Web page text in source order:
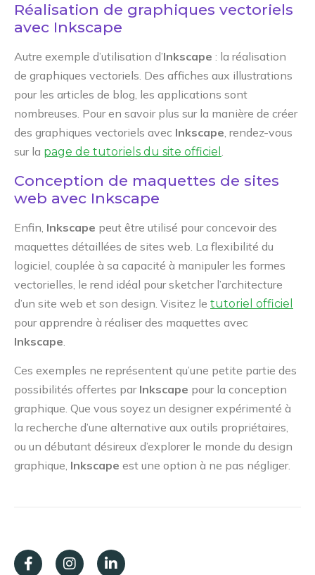
Réalisation de graphiques vectoriels
avec Inkscape
Autre exemple d’utilisation d’Inkscape : la réalisation
de graphiques vectoriels. Des affiches aux illustrations
pour les articles de blog, les applications sont
nombreuses. Pour en savoir plus sur la manière de créer
des graphiques vectoriels avec Inkscape, rendez-vous
sur la page de tutoriels du site officiel .
Conception de maquettes de sites
web avec Inkscape
Enfin, Inkscape peut être utilisé pour concevoir des
maquettes détaillées de sites web. La flexibilité du
logiciel, couplée à sa capacité à manipuler les formes
vectorielles, le rend idéal pour sketcher l’architecture
d’un site web et son design. Visitez le tutoriel officiel
pour apprendre à réaliser des maquettes avec
Inkscape
Ces exemples ne représentent qu’une petite partie des
possibilités offertes par Inkscape pour la conception
graphique. Que vous soyez un designer expérimenté à
la recherche d’une alternative aux outils propriétaires,
ou un débutant désireux d’explorer le monde du design
graphique, Inkscape est une option à ne pas négliger.